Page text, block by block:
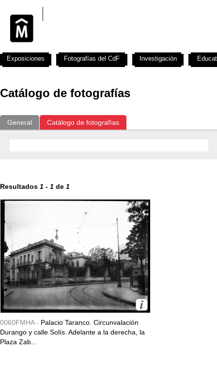
Catálogo de fotografías
General Catálogo de fotografías
Resultados 1 - 1 de 1
0060FMHA - Palacio Taranco. Circunvalación
Durango y calle Solís. Adelante a la derecha, la
Plaza Zab...
Exposiciones Fotografías del CdF Investigación